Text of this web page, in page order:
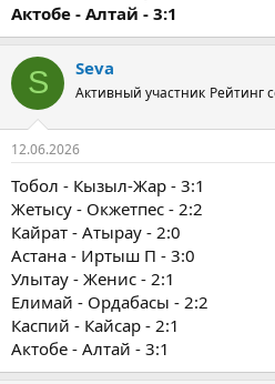
Актобе - Алтай - 3:1
S Seva
Активный участник Рейтинг
12.06.2026
Тобол - Кызыл-Жар - 3:1
Жетысу - Окжетпес - 2:2
Кайрат - Атырау - 2:0
Астана - Иртыш П - 3:0
Улытау - Женис - 2:1
Елимай - Ордабасы - 2:2
Каспий - Кайсар - 2:1
Актобе - Алтай - 3:1